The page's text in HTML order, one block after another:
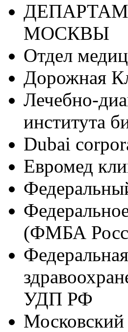
МОСКВЫ
Отдел
Дорожная
Лечебно-
института
Dubai
Евромед
(ФМБА
УДП РФ
Московский